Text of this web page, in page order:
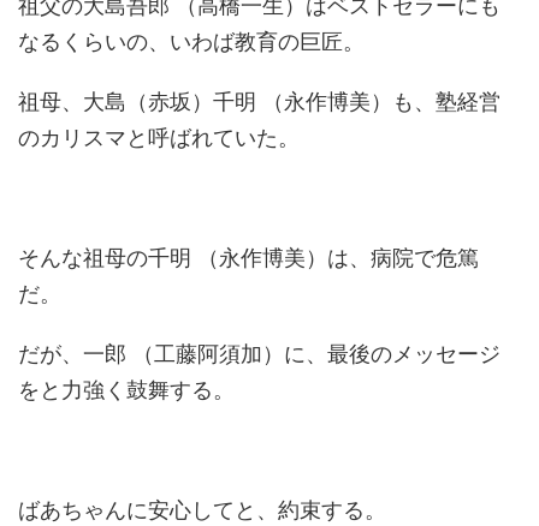
祖父の大島吾郎 （高橋一生）はベストセラーにも
なるくらいの、いわば教育の巨匠。
祖母、大島（赤坂）千明 （永作博美）も、塾経営
のカリスマと呼ばれていた。
そんな祖母の千明 （永作博美）は、病院で危篤
だ。
だが、一郎 （工藤阿須加）に、最後のメッセージ
をと力強く鼓舞する。
ばあちゃんに安心してと、約束する。